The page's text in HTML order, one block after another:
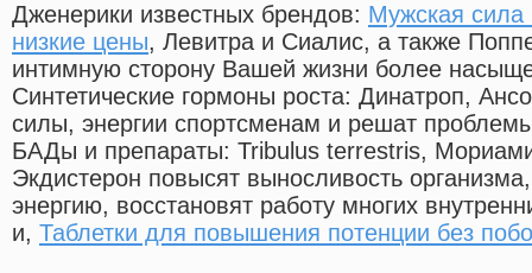
Дженерики известных брендов: Мужская сила
низкие цены, Левитра и Сиалис, а также
интимную сторону Вашей жизни более
Синтетические гормоны роста: Динатроп,
силы, энергии спортсменам и решат
БАДы и препараты: Tribulus terrestris,
Экдистерон повысят выносливость
энергию, восстановят работу многих
и, Таблетки для повышения потенции без